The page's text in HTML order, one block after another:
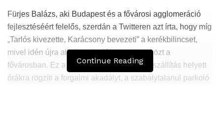
Fürjes Balázs, aki Budapest és a fővárosi agglomeráció
fejlesztéséért felelős, szerdán a Twitteren azt írta, hogy míg
„Tarlós kivezette, Karácsony bevezeti” a kerékbilincset,
mivel idén újra alkalmazhatják ezt az eszközt a
fővárosban. Ez a legrosszabb helyeken elszállítás helyett
órákra rögzíti a forgalmi akadályt, a szabálytalanul parkoló
Continue Reading